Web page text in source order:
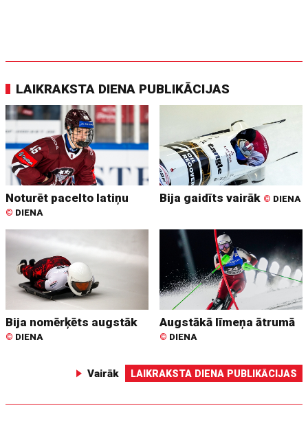
LAIKRAKSTA DIENA PUBLIKĀCIJAS
Noturēt pacelto latiņu
© DIENA
Bija gaidīts vairāk © DIENA
Bija nomērķēts augstāk
© DIENA
Augstākā līmeņa ātrumā
© DIENA
Vairāk LAIKRAKSTA DIENA PUBLIKĀCIJAS